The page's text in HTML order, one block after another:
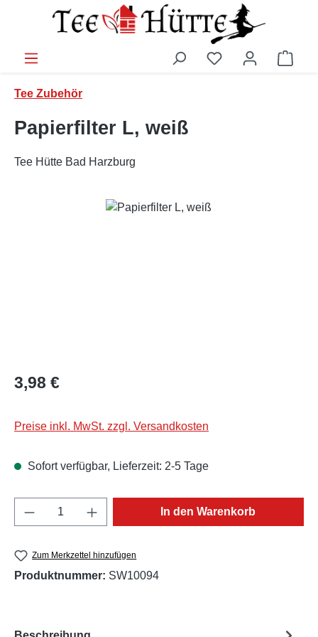
Zum Hauptinhalt springen
Tee Zubehör
Papierfilter L, weiß
Tee Hütte Bad Harzburg
Bildergalerie überspringen
Regulärer Preis:
3,98 €
Preise inkl. MwSt. zzgl. Versandkosten
Sofort verfügbar, Lieferzeit: 2-5 Tage
Produkt Anzahl: Gib den gewünschten
In den Warenkorb
Zum Merkzettel hinzufügen
Produktnummer: SW10094